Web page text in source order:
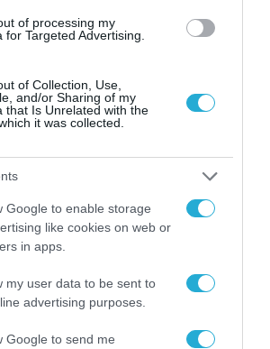
of processing my
for Targeted Advertising.
of Collection, Use,
and/or Sharing of my
that Is Unrelated with the
it was collected.
Google to enable storage
like cookies on web or
in apps.
my user data to be sent to
advertising purposes.
Google to send me